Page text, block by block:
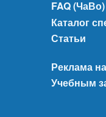
FAQ (ЧаВо)
Каталог
Статьи
Реклама
Учебным